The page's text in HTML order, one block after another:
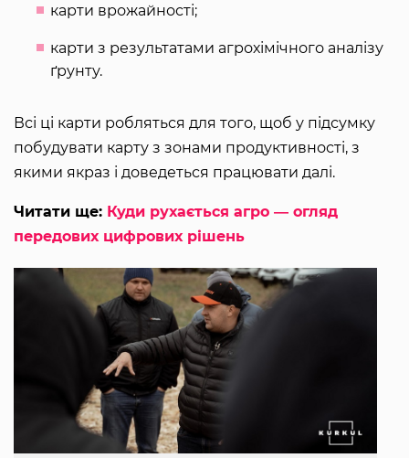
карти врожайності;
карти з результатами агрохімічного аналізу
ґрунту.
Всі ці карти робляться для того, щоб у підсумку
побудувати карту з зонами продуктивності, з
якими якраз і доведеться працювати далі.
Читати ще: Куди рухається агро ― огляд
передових цифрових рішень